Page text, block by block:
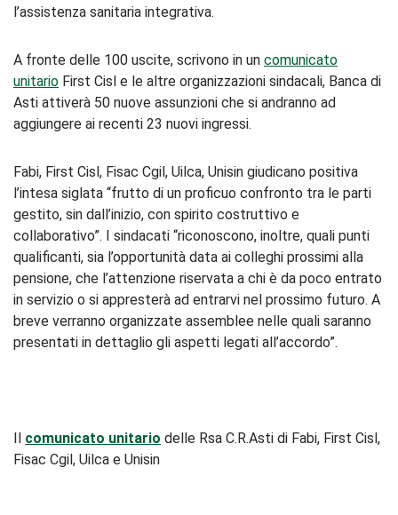
l’assistenza sanitaria integrativa.
A fronte delle 100 uscite, scrivono in un comunicato
unitario First Cisl e le altre organizzazioni sindacali, Banca di
Asti attiverà 50 nuove assunzioni che si andranno ad
aggiungere ai recenti 23 nuovi ingressi.
Fabi, First Cisl, Fisac Cgil, Uilca, Unisin giudicano positiva
l’intesa siglata “frutto di un proficuo confronto tra le parti
gestito, sin dall’inizio, con spirito costruttivo e
collaborativo”. I sindacati “riconoscono, inoltre, quali punti
qualificanti, sia l’opportunità data ai colleghi prossimi alla
pensione, che l’attenzione riservata a chi è da poco entrato
in servizio o si appresterà ad entrarvi nel prossimo futuro. A
breve verranno organizzate assemblee nelle quali saranno
presentati in dettaglio gli aspetti legati all’accordo”.
Il comunicato unitario delle Rsa C.R.Asti di Fabi, First Cisl,
Fisac Cgil, Uilca e Unisin